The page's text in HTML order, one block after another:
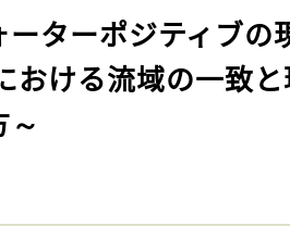
ーターポジティブの
おける流域の一致